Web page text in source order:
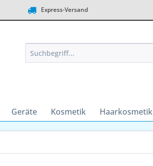
Express-Versand
Geräte Kosmetik Haarkosmetik